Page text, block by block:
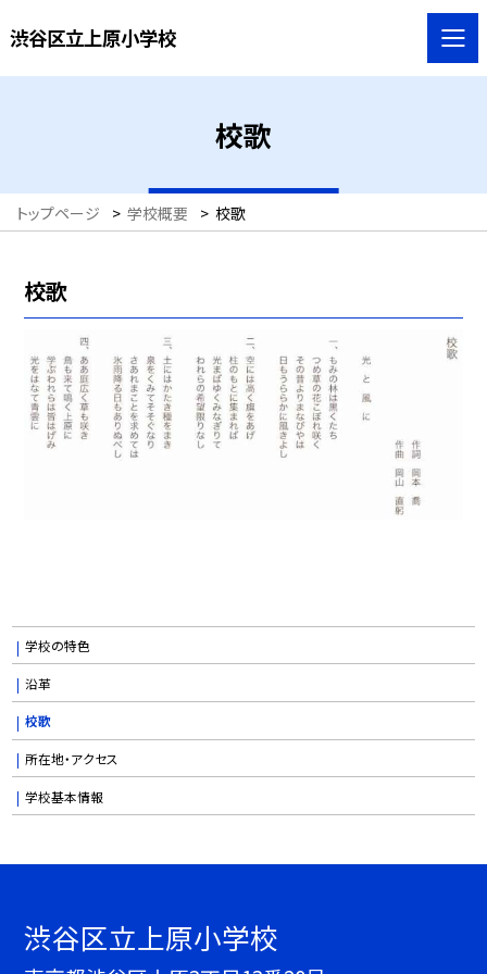
渋谷区立上原小学校
校歌
トップページ > 学校概要 > 校歌
校歌
学校の特色
沿革
校歌
所在地・アクセス
学校基本情報
渋谷区立上原小学校